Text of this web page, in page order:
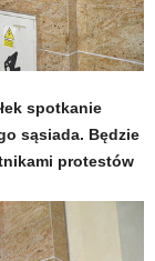
spotkanie
sąsiada. Będzie
protestów